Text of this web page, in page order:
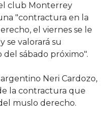
club Monterrey
"contractura en la
el viernes se le
se valorará su
sábado próximo".
Neri Cardozo,
la contractura que
muslo derecho.